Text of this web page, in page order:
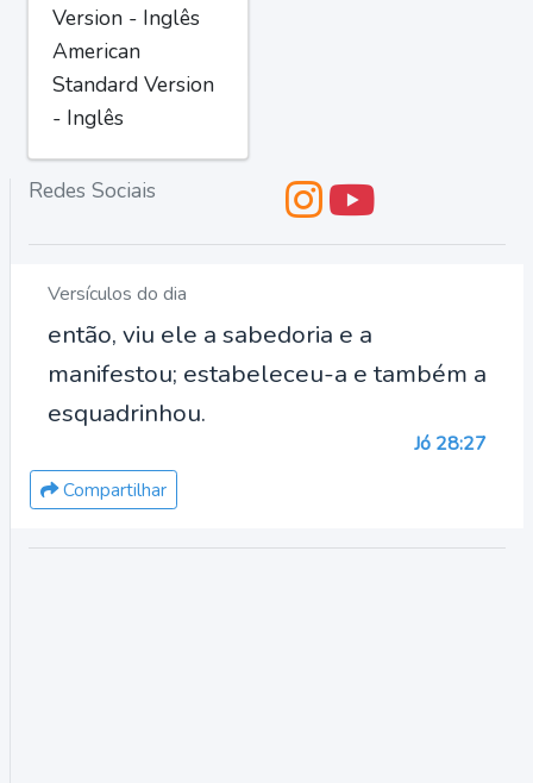
Version - Inglês
American
Standard Version
- Inglês
Redes Sociais
Versículos do dia
então, viu ele a sabedoria e a
manifestou; estabeleceu-a e também a
esquadrinhou.
Jó 28:27
Compartilhar